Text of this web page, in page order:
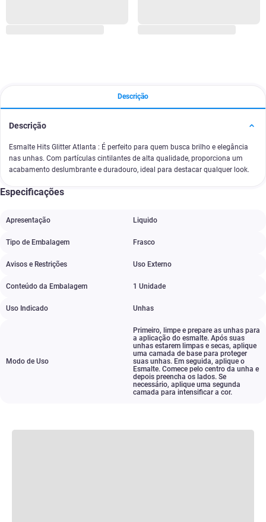
Descrição
Descrição
Esmalte Hits Glitter Atlanta : É perfeito para quem busca brilho e elegância
nas unhas. Com partículas cintilantes de alta qualidade, proporciona um
acabamento deslumbrante e duradouro, ideal para destacar qualquer look.
Especificações
Apresentação Liquido
Tipo de Embalagem Frasco
Avisos e Restrições Uso Externo
Conteúdo da Embalagem 1 Unidade
Uso Indicado Unhas
Modo de Uso
Primeiro, limpe e prepare as unhas para
a aplicação do esmalte. Após suas
unhas estarem limpas e secas, aplique
uma camada de base para proteger
suas unhas. Em seguida, aplique o
Esmalte. Comece pelo centro da unha e
depois preencha os lados. Se
necessário, aplique uma segunda
camada para intensificar a cor.